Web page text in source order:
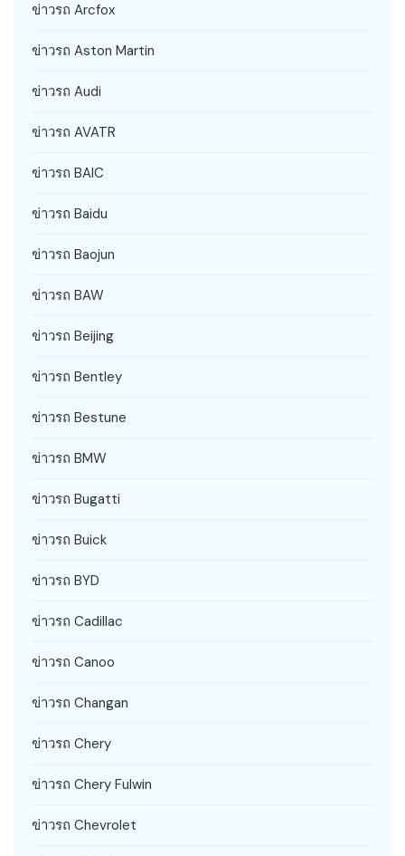
ข่าวรถ Arcfox
ข่าวรถ Aston Martin
ข่าวรถ Audi
ข่าวรถ AVATR
ข่าวรถ BAIC
ข่าวรถ Baidu
ข่าวรถ Baojun
ข่าวรถ BAW
ข่าวรถ Beijing
ข่าวรถ Bentley
ข่าวรถ Bestune
ข่าวรถ BMW
ข่าวรถ Bugatti
ข่าวรถ Buick
ข่าวรถ BYD
ข่าวรถ Cadillac
ข่าวรถ Canoo
ข่าวรถ Changan
ข่าวรถ Chery
ข่าวรถ Chery Fulwin
ข่าวรถ Chevrolet